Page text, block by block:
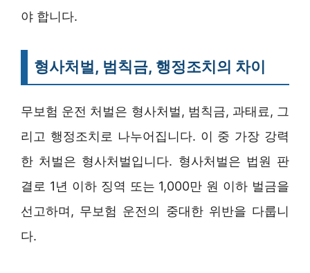
야 합니다.
형사처벌, 범칙금, 행정조치의 차이
무보험 운전 처벌은 형사처벌, 범칙금, 과태료, 그
리고 행정조치로 나누어집니다. 이 중 가장 강력
한 처벌은 형사처벌입니다. 형사처벌은 법원 판
결로 1년 이하 징역 또는 1,000만 원 이하 벌금을
선고하며, 무보험 운전의 중대한 위반을 다룹니
다.